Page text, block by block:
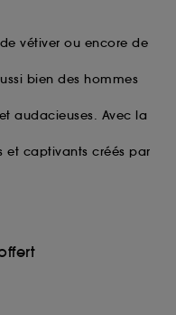
vétiver ou encore de
bien des hommes
audacieuses. Avec la
et captivants créés par
de
pour les
personnelles
activité en ligne
les cookies, cliques
pouvez à tout
Si vous
sur les cookies